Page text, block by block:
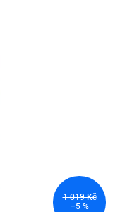
1 019 Kč
–5 %